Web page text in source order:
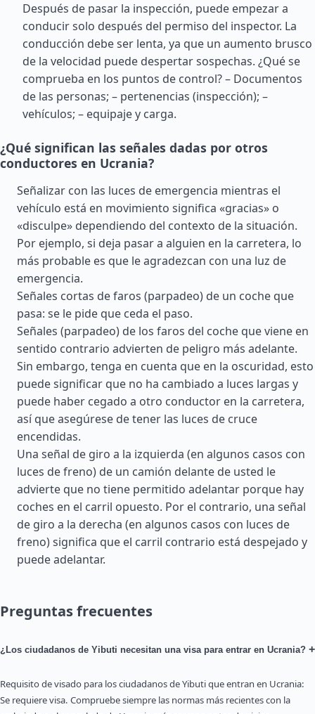
Después de pasar la inspección, puede empezar a
conducir solo después del permiso del inspector. La
conducción debe ser lenta, ya que un aumento brusco
de la velocidad puede despertar sospechas. ¿Qué se
comprueba en los puntos de control? – Documentos
de las personas; – pertenencias (inspección); –
vehículos; – equipaje y carga.
¿Qué significan las señales dadas por otros
conductores en Ucrania?
Señalizar con las luces de emergencia mientras el
vehículo está en movimiento significa «gracias» o
«disculpe» dependiendo del contexto de la situación.
Por ejemplo, si deja pasar a alguien en la carretera, lo
más probable es que le agradezcan con una luz de
emergencia.
Señales cortas de faros (parpadeo) de un coche que
pasa: se le pide que ceda el paso.
Señales (parpadeo) de los faros del coche que viene en
sentido contrario advierten de peligro más adelante.
Sin embargo, tenga en cuenta que en la oscuridad, esto
puede significar que no ha cambiado a luces largas y
puede haber cegado a otro conductor en la carretera,
así que asegúrese de tener las luces de cruce
encendidas.
Una señal de giro a la izquierda (en algunos casos con
luces de freno) de un camión delante de usted le
advierte que no tiene permitido adelantar porque hay
coches en el carril opuesto. Por el contrario, una señal
de giro a la derecha (en algunos casos con luces de
freno) significa que el carril contrario está despejado y
puede adelantar.
Preguntas frecuentes
¿Los ciudadanos de Yibuti necesitan una visa para entrar en Ucrania? +
Requisito de visado para los ciudadanos de Yibuti que entran en Ucrania:
Se requiere visa. Compruebe siempre las normas más recientes con la